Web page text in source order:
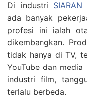
Di industri
ada banyak
profesi ini ialah
dikembangkan.
tidak hanya di TV,
YouTube dan
industri film,
terlalu berbeda.